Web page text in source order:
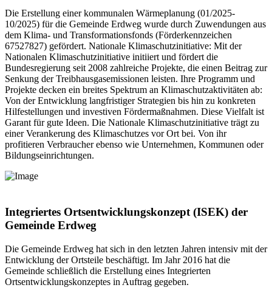
Die Erstellung einer kommunalen Wärmeplanung (01/2025-
10/2025) für die Gemeinde Erdweg wurde durch Zuwendungen aus
dem Klima- und Transformationsfonds (Förderkennzeichen
67527827) gefördert. Nationale Klimaschutzinitiative: Mit der
Nationalen Klimaschutzinitiative initiiert und fördert die
Bundesregierung seit 2008 zahlreiche Projekte, die einen Beitrag zur
Senkung der Treibhausgasemissionen leisten. Ihre Programm und
Projekte decken ein breites Spektrum an Klimaschutzaktivitäten ab:
Von der Entwicklung langfristiger Strategien bis hin zu konkreten
Hilfestellungen und investiven Fördermaßnahmen. Diese Vielfalt ist
Garant für gute Ideen. Die Nationale Klimaschutzinitiative trägt zu
einer Verankerung des Klimaschutzes vor Ort bei. Von ihr
profitieren Verbraucher ebenso wie Unternehmen, Kommunen oder
Bildungseinrichtungen.
Integriertes Ortsentwicklungskonzept (ISEK) der
Gemeinde Erdweg
Die Gemeinde Erdweg hat sich in den letzten Jahren intensiv mit der
Entwicklung der Ortsteile beschäftigt. Im Jahr 2016 hat die
Gemeinde schließlich die Erstellung eines Integrierten
Ortsentwicklungskonzeptes in Auftrag gegeben.